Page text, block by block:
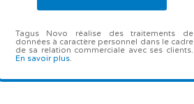
Tagus Novo réalise des traitements de
données à caractère personnel dans le cadre
de sa relation commerciale avec ses clients.
En savoir plus.